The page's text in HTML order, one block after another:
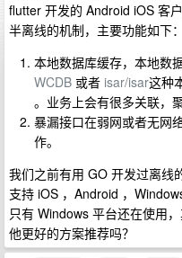
flutter 开发的 Android iOS 客
半离线的机制，主要功能如下：
本地数据库缓存，本地数
WCDB 或者 isar/isar这种
。业务上会有很多关联，
暴漏接口在弱网或者无网
作。
我们之前有用 GO 开发过离线
支持 iOS ，Android ，
只有 Windows 平台还在使用
他更好的方案推荐吗？